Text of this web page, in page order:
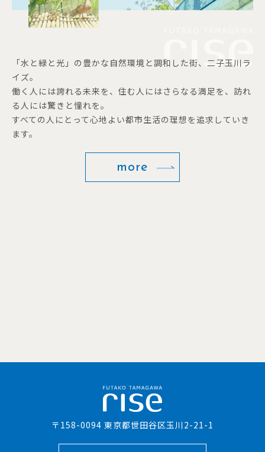
「水と緑と光」の豊かな自然環境と調和した街、二子玉川ラ
イズ。
働く人には誇れる未来を、住む人にはさらなる満足を、訪れ
る人には驚きと憧れを。
すべての人にとって心地よい都市生活の理想を追求していき
ます。
more
〒158-0094 東京都世田谷区玉川2-21-1